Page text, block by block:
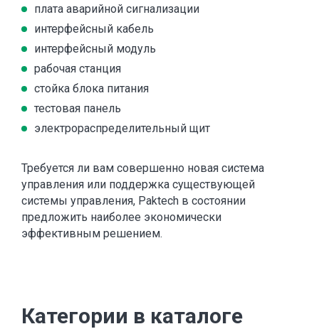
плата аварийной сигнализации
интерфейсный кабель
интерфейсный модуль
рабочая станция
стойка блока питания
тестовая панель
электрораспределительный щит
Требуется ли вам совершенно новая система
управления или поддержка существующей
системы управления, Paktech в состоянии
предложить наиболее экономически
эффективным решением.
Категории в каталоге